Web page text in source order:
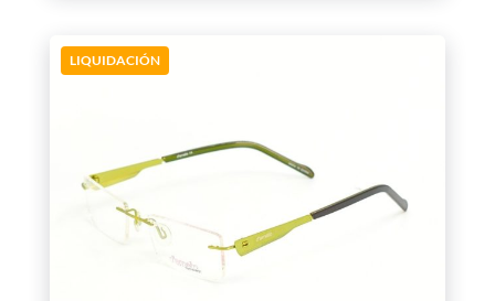
LIQUIDACIÓN